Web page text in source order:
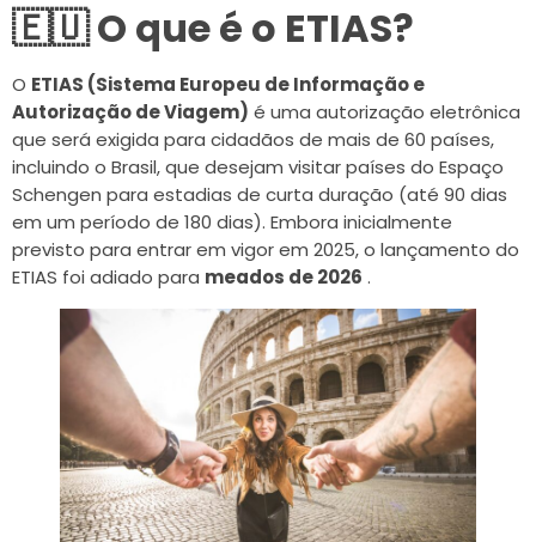
🇪🇺 O que é o ETIAS?
O ETIAS (Sistema Europeu de Informação e
Autorização de Viagem) é uma autorização eletrônica
que será exigida para cidadãos de mais de 60 países,
incluindo o Brasil, que desejam visitar países do Espaço
Schengen para estadias de curta duração (até 90 dias
em um período de 180 dias). Embora inicialmente
previsto para entrar em vigor em 2025, o lançamento do
ETIAS foi adiado para meados de 2026 .